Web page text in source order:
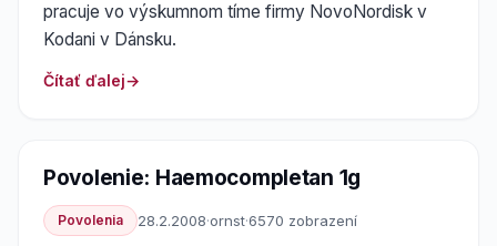
pracuje vo výskumnom tíme firmy NovoNordisk v
Kodani v Dánsku.
Čítať ďalej
Povolenie: Haemocompletan 1g
Povolenia 28.2.2008·ornst·6570 zobrazení